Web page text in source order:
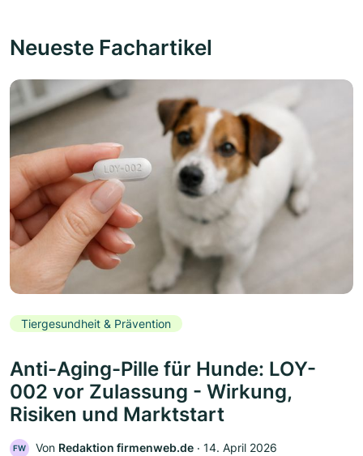
Neueste Fachartikel
Tiergesundheit & Prävention
Anti-Aging-Pille für Hunde: LOY-
002 vor Zulassung - Wirkung,
Risiken und Marktstart
FW Von Redaktion firmenweb.de ‧ 14. April 2026